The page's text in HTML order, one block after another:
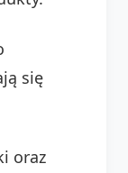
się
oraz